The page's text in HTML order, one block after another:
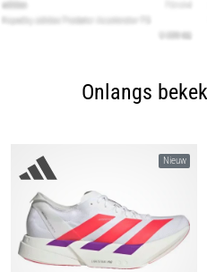
Onlangs
Nieuw